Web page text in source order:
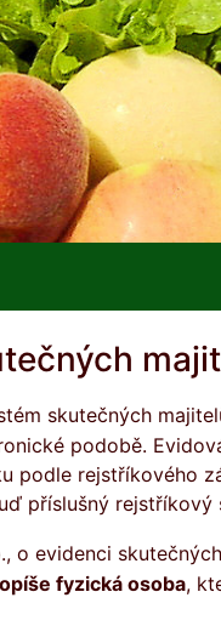
podobě.
podle rejstříkového
příslušný rejstříkový
fyzická osoba,